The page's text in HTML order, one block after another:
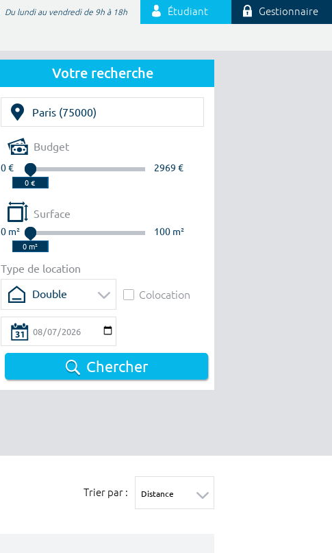
Du lundi au vendredi de 9h à 18h Étudiant Gestionnaire
Votre recherche
Budget
0 € 2969 €
Surface
0 m² 100 m²
Type de location
Double
Colocation
Chercher
Trier par :